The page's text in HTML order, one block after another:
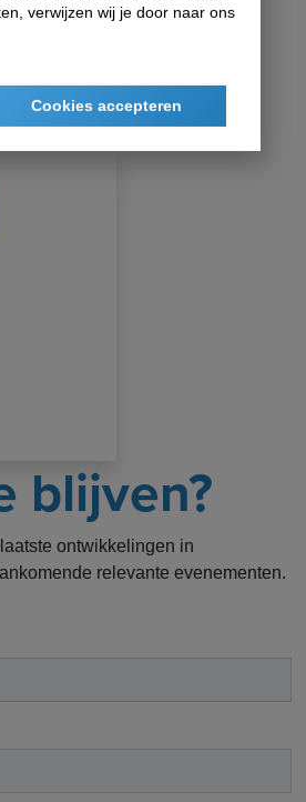
blijven?
ontwikkelingen in
relevante evenementen.
verwijzen wij je door naar ons
Cookies accepteren